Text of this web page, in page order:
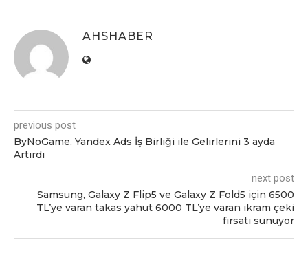
AHSHABER
previous post
ByNoGame, Yandex Ads İş Birliği ile Gelirlerini 3 ayda
Artırdı
next post
Samsung, Galaxy Z Flip5 ve Galaxy Z Fold5 için 6500
TL’ye varan takas yahut 6000 TL’ye varan ikram çeki
fırsatı sunuyor